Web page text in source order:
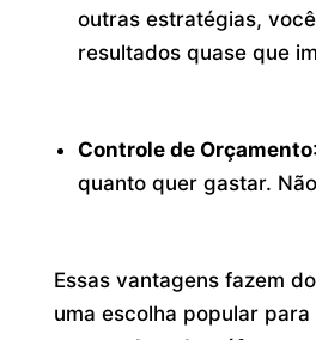
outras estratégias,
resultados quase que
Controle de Orçamento
quanto quer gastar.
Essas vantagens fazem
uma escolha popular para